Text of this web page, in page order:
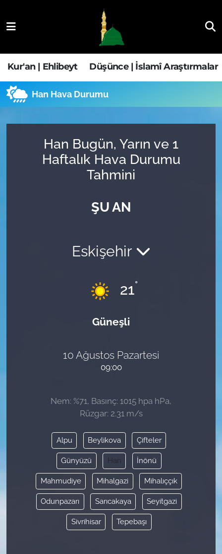
Kur'an | Ehlibeyt Düşünce | İslamî Araştırmalar
Han Hava Durumu
Han Bugün, Yarın ve 1
Haftalık Hava Durumu
Tahmini
ŞU AN
Eskişehir
21°
Güneşli
10 Ağustos Pazartesi
09:00
Nem: %71, Basınç: 1015 hpa hPa,
Rüzgar: 2.31 m/s
Alpu Beylikova Çifteler
Günyüzü Han İnönü
Mahmudiye Mihalgazi Mihalıççık
Odunpazarı Sarıcakaya Seyitgazi
Sivrihisar Tepebaşı
Düşünce | İslamî Araştırmalar
Ehla-Der Haber
Fıkıh | Ahkam
Hava Durumu
Trafik Durumu
Tüm Manşetler
Son Dakika Haberleri